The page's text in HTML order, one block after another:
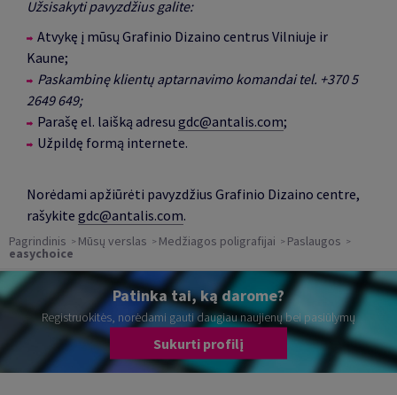
Užsisakyti pavyzdžius galite:
Atvykę į mūsų Grafinio Dizaino centrus Vilniuje ir
Kaune;
Paskambinę klientų aptarnavimo komandai tel. +370 5
2649 649;
Parašę el. laišką adresu gdc@antalis.com;
Užpildę formą internete.
Norėdami apžiūrėti pavyzdžius Grafinio Dizaino centre,
rašykite gdc@antalis.com.
Pagrindinis Mūsų verslas Medžiagos poligrafijai Paslaugos
easychoice
Patinka tai, ką darome?
Registruokitės, norėdami gauti daugiau naujienų bei pasiūlymų
Sukurti profilį